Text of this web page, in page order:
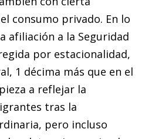
consumo privado. En lo
afiliación a la Seguridad
por estacionalidad,
1 décima más que en el
a reflejar la
tras la
pero incluso